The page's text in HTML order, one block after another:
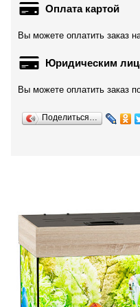
Оплата картой
Вы можете оплатить заказ
Юридическим
Вы можете оплатить заказ
Поделиться…